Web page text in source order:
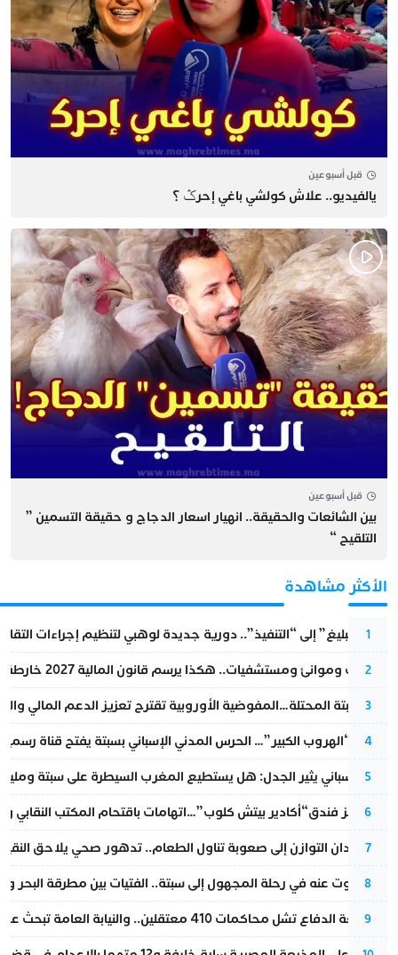
قبل أسبوعين
يالفيديو.. علاش كولشي باغي إحرݣ ؟
قبل أسبوعين
بين الشائعات والحقيقة.. انهيار اسعار الدجاج و حقيقة التسمين ”
التلقيح “
الأكثر مشاهدة
1
من “التبليغ” إلى “التنفيذ”.. دورية جديدة لوهبي لتنظيم إجراءات
2
قطارات وموانئ ومستشفيات.. هكذا يرسم قانون المالية 2027 خارطة المغرب المقبل
3
أزمة سبتة المحتلة…المفوضية الأوروبية تقترح تعزيز الدعم المالي
4
عملية “الهروب الكبير”… الحرس المدني الإسباني بسبتة يفتح قناة
5
تقرير إسباني يثير الجدل: هل يستطيع المغرب السيطرة على سبتة
6
أزمة تهز فندق“أكادير بيتش كلوب”…اتهامات باقتحام المكتب النقابي
7
من فقدان التوازن إلى صعوبة تناول الطعام.. تدهور صحي يلاحق النقيب
8
المسكوت عنه في رحلة المجهول إلى سبتة.. الفتيات بين مطرقة البحر
9
مقاطعة الدفاع تشل محاكمات 410 معتقلين.. والنيابة العامة تبحث عن حل قانوني